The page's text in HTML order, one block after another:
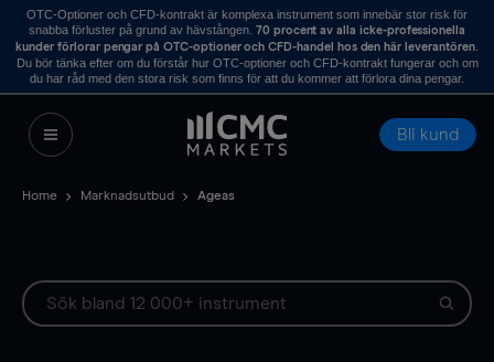
OTC-Optioner och CFD-kontrakt är komplexa instrument som innebär stor risk för
snabba förluster på grund av hävstången. 70 procent av alla icke-professionella
kunder förlorar pengar på OTC-optioner och CFD-handel hos den här leverantören.
Du bör tänka efter om du förstår hur OTC-optioner och CFD-kontrakt fungerar och om
du har råd med den stora risk som finns för att du kommer att förlora dina pengar.
Bli kund
Home Marknadsutbud Ageas